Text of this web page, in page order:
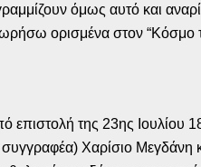
όμως αυτό και
ορισμένα στον “Κόσμο
της 23ης Ιουλίου
Χαρίσιο Μεγδάνη